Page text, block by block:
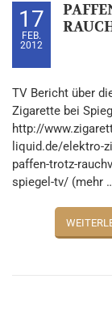
17
FEB.
2012
TV Bericht über
Zigarette bei
http://
liquid.de/elektro-
paffen-trotz-
spiegel-tv/ (mehr